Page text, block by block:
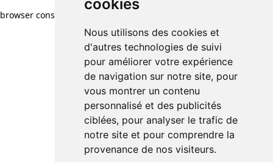
cookies
Nous utilisons des cookies et
d'autres technologies de suivi
pour améliorer votre expérience
de navigation sur notre site, pour
vous montrer un contenu
personnalisé et des publicités
ciblées, pour analyser le trafic de
notre site et pour comprendre la
provenance de nos visiteurs.
browser console for more information)